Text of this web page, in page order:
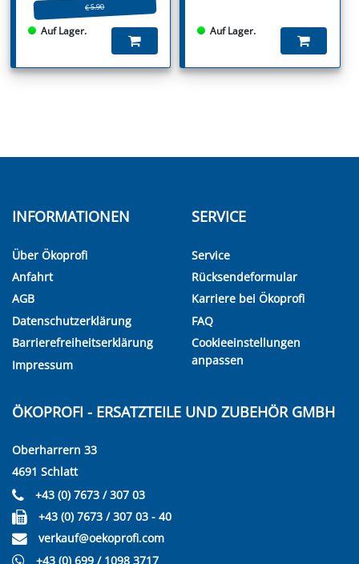
€ 5.90
Auf Lager. Auf Lager.
INFORMATIONEN
Über Ökoprofi
Anfahrt
AGB
Datenschutzerklärung
Barrierefreiheitserklärung
Impressum
SERVICE
Service
Rücksendeformular
Karriere bei Ökoprofi
FAQ
Cookieeinstellungen
anpassen
ÖKOPROFI - ERSATZTEILE UND ZUBEHÖR GMBH
Oberharrern 33
4691 Schlatt
+43 (0) 7673 / 307 03
+43 (0) 7673 / 307 03 - 40
verkauf@oekoprofi.com
+43 (0) 699 / 1098 3717